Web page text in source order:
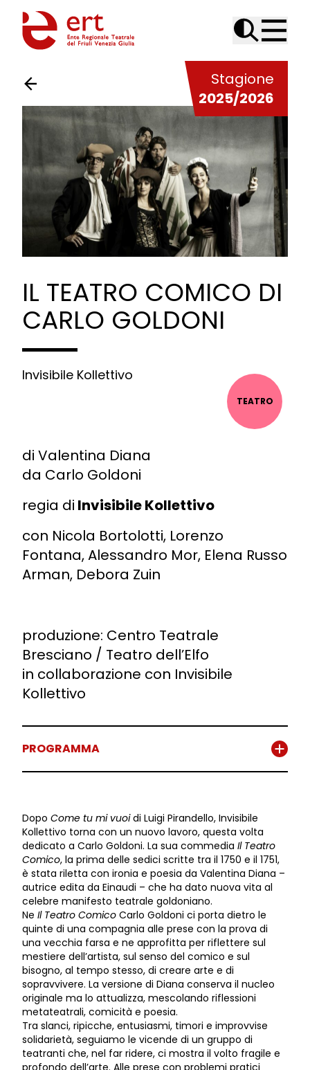
Skip to content
IL TEATRO COMICO DI
CARLO GOLDONI
Invisibile Kollettivo
Stagione
2025/2026
TEATRO
di Valentina Diana
da Carlo Goldoni
regia di Invisibile Kollettivo
con Nicola Bortolotti, Lorenzo
Fontana, Alessandro Mor, Elena Russo
Arman, Debora Zuin
produzione: Centro Teatrale
Bresciano / Teatro dell’Elfo
in collaborazione con Invisibile
Kollettivo
PROGRAMMA
Dopo Come tu mi vuoidi Luigi Pirandello, Invisibile
Kollettivo torna con un nuovo lavoro, questa volta
dedicato a Carlo Goldoni. La sua commedia Il Teatro
Comico, la prima delle sedici scritte tra il 1750 e il 1751,
è stata riletta con ironia e poesia da Valentina Diana –
autrice edita da Einaudi – che ha dato nuova vita al
celebre manifesto teatrale goldoniano.
Ne Il Teatro Comico Carlo Goldoni ci porta dietro le
quinte di una compagnia alle prese con la prova di
una vecchia farsa e ne approfitta per riflettere sul
mestiere dell’artista, sul senso del comico e sul
bisogno, al tempo stesso, di creare arte e di
sopravvivere. La versione di Diana conserva il nucleo
originale ma lo attualizza, mescolando riflessioni
metateatrali, comicità e poesia.
Tra slanci, ripicche, entusiasmi, timori e improvvise
solidarietà, seguiamo le vicende di un gruppo di
teatranti che, nel far ridere, ci mostra il volto fragile e